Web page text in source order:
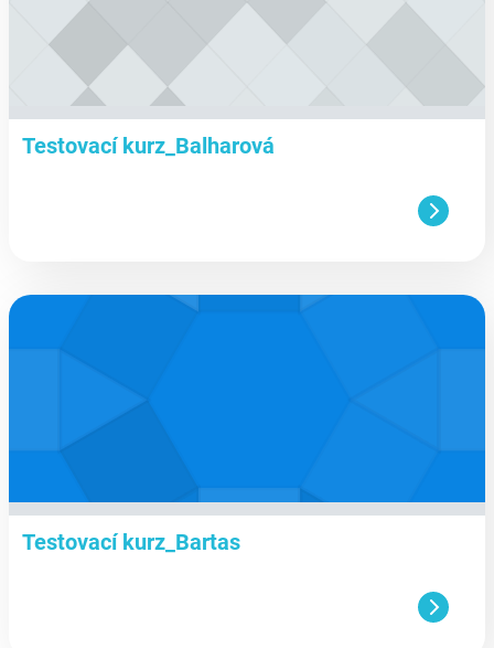
Testovací kurz_Balharová
aa
Testovací kurz_Bartas